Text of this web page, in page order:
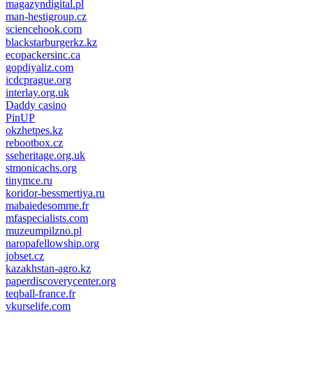
magazyndigital.pl
man-hestigroup.cz
sciencehook.com
олимп казино
blackstarburgerkz.kz
ecopackersinc.ca
gopdiyaliz.com
icdcprague.org
interlay.org.uk
Daddy casino
PinUP
okzhetpes.kz
rebootbox.cz
sseheritage.org.uk
stmonicachs.org
tinymce.ru
koridor-bessmertiya.ru
mabaiedesomme.fr
mfaspecialists.com
muzeumpilzno.pl
naropafellowship.org
jobset.cz
kazakhstan-agro.kz
paperdiscoverycenter.org
teqball-france.fr
vkurselife.com